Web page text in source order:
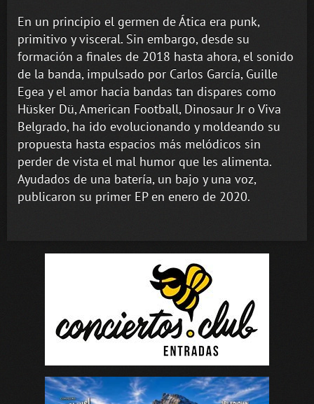
En un principio el germen de Ática era punk,
primitivo y visceral. Sin embargo, desde su
formación a finales de 2018 hasta ahora, el sonido
de la banda, impulsado por Carlos García, Guille
Egea y el amor hacia bandas tan dispares como
Hüsker Dü, American Football, Dinosaur Jr o Viva
Belgrado, ha ido evolucionando y moldeando su
propuesta hasta espacios más melódicos sin
perder de vista el mal humor que les alimenta.
Ayudados de una batería, un bajo y una voz,
publicaron su primer EP en enero de 2020.